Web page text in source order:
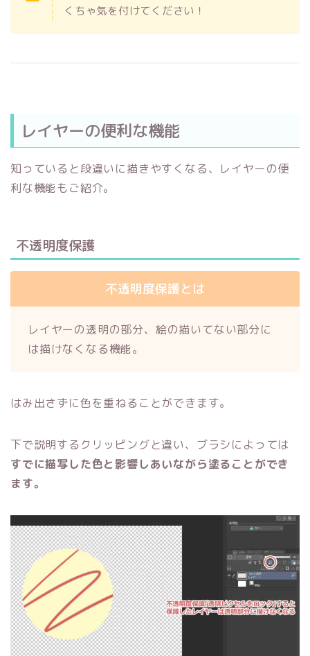
くちゃ気を付けてください！
レイヤーの便利な機能
知っていると段違いに描きやすくなる、レイヤーの便
利な機能もご紹介。
不透明度保護
不透明度保護とは
レイヤーの透明の部分、絵の描いてない部分に
は描けなくなる機能。
はみ出さずに色を重ねることができます。
下で説明するクリッピングと違い、ブラシによっては
すでに描写した色と影響しあいながら塗ることができ
ます。